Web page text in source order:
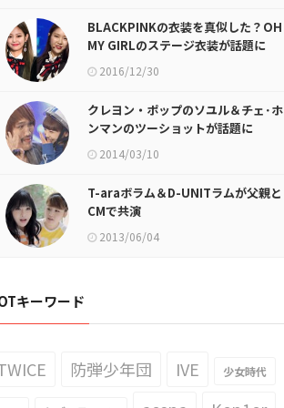
BLACKPINKの衣装を真似した？OH
MY GIRLのステージ衣装が話題に
2016/12/30
クレヨン・ポップのソユル＆チェ･ホ
ンマンのツーショットが話題に
2014/03/10
T-araボラム＆D-UNITラムが父親と
CMで共演
2013/06/04
キーワード
防弾少年団 IVE 少女時代